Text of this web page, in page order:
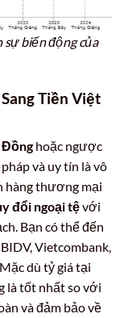
biến động của
Tiền Việt
Đồnghoặc ngược
và uy tín là vô
hàng thương mại
đổi ngoại tệvới
Bạn có thể đến
Vietcombank,
dù tỷ giá tại
là tốt nhất so với
và đảm bảo về